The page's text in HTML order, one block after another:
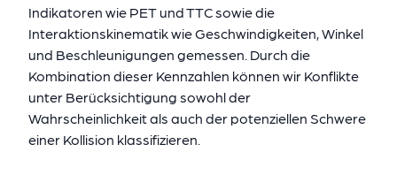
Indikatoren wie PET und TTC sowie die
Interaktionskinematik wie Geschwindigkeiten, Winkel
und Beschleunigungen gemessen. Durch die
Kombination dieser Kennzahlen können wir Konflikte
unter Berücksichtigung sowohl der
Wahrscheinlichkeit als auch der potenziellen Schwere
einer Kollision klassifizieren.